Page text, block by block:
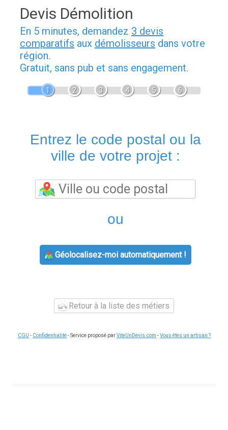
Devis Démolition
En 5 minutes, demandez 3 devis
comparatifs aux démolisseurs dans votre
région.
Gratuit, sans pub et sans engagement.
1 2 3 4 5 6
Entrez le code postal ou la
ville de votre projet :
ou
Géolocalisez-moi automatiquement !
Retour à la liste des métiers
CGU - Confidentialité- Service proposé parViteUnDevis.com -Vous êtes un artisan ?